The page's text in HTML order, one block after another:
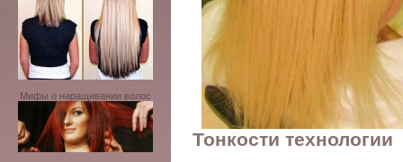
Мифы о наращивании волос
Тонкости технологии